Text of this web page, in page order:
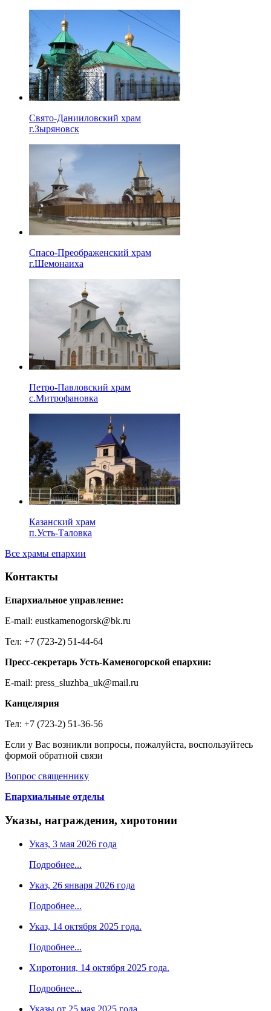
Свято-Данииловский храм
г.Зыряновск
Спасо-Преображенский храм
г.Шемонаиха
Петро-Павловский храм
с.Митрофановка
Казанский храм
п.Усть-Таловка
Все храмы епархии
Контакты
Епархиальное управление:
E-mail: eustkamenogorsk@bk.ru
Тел: +7 (723-2) 51-44-64
Пресс-секретарь Усть-Каменогорской епархии:
E-mail: press_sluzhba_uk@mail.ru
Канцелярия
Тел: +7 (723-2) 51-36-56
Если у Вас возникли вопросы, пожалуйста, воспользуйтесь
формой обратной связи
Вопрос священнику
Епархиальные отделы
Указы, награждения, хиротонии
Указ, 3 мая 2026 года
Подробнее...
Указ, 26 января 2026 года
Подробнее...
Указ, 14 октября 2025 года.
Подробнее...
Хиротония, 14 октября 2025 года.
Подробнее...
Указы от 25 мая 2025 года.